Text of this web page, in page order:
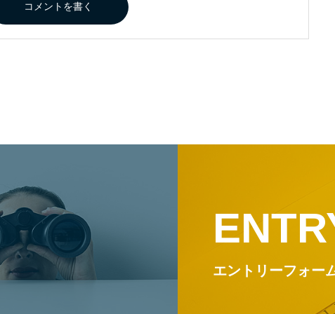
エントリーフォー